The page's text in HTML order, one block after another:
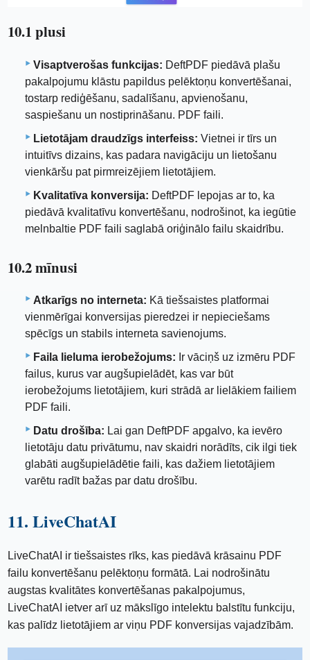
10.1 plusi
Visaptverošas funkcijas: DeftPDF piedāvā plašu
pakalpojumu klāstu papildus pelēktoņu konvertēšanai,
tostarp rediģēšanu, sadalīšanu, apvienošanu,
saspiešanu un nostiprināšanu. PDF faili.
Lietotājam draudzīgs interfeiss: Vietnei ir tīrs un
intuitīvs dizains, kas padara navigāciju un lietošanu
vienkāršu pat pirmreizējiem lietotājiem.
Kvalitatīva konversija: DeftPDF lepojas ar to, ka
piedāvā kvalitatīvu konvertēšanu, nodrošinot, ka iegūtie
melnbaltie PDF faili saglabā oriģinālo failu skaidrību.
10.2 mīnusi
Atkarīgs no interneta: Kā tiešsaistes platformai
vienmērīgai konversijas pieredzei ir nepieciešams
spēcīgs un stabils interneta savienojums.
Faila lieluma ierobežojums: Ir vāciņš uz izmēru PDF
failus, kurus var augšupielādēt, kas var būt
ierobežojums lietotājiem, kuri strādā ar lielākiem failiem
PDF faili.
Datu drošība: Lai gan DeftPDF apgalvo, ka ievēro
lietotāju datu privātumu, nav skaidri norādīts, cik ilgi tiek
glabāti augšupielādētie faili, kas dažiem lietotājiem
varētu radīt bažas par datu drošību.
11. LiveChatAI
LiveChatAI ir tiešsaistes rīks, kas piedāvā krāsainu PDF
failu konvertēšanu pelēktoņu formātā. Lai nodrošinātu
augstas kvalitātes konvertēšanas pakalpojumus,
LiveChatAI ietver arī uz mākslīgo intelektu balstītu funkciju,
kas palīdz lietotājiem ar viņu PDF konversijas vajadzībām.